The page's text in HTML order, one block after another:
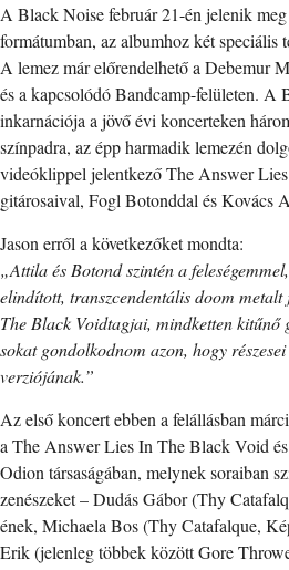
A Black Noise február 21-én jelenik
formátumban, az albumhoz két speciális
A lemez már előrendelhető a Debemur
és a kapcsolódó Bandcamp-felületen.
inkarnációja a jövő évi koncerteken
színpadra, az épp harmadik lemezén
videóklippel jelentkező The Answer
gitárosaival, Fogl Botonddal és Kovács
Jason erről a következőket mondta:
„Attila és Botond szintén a
elindított, transzcendentális doom
The Black Voidtagjai, mindketten kitűnő
sokat gondolkodnom azon, hogy
verziójának.”
Az első koncert ebben a felállásban
a The Answer Lies In The Black Void és
Odion társaságában, melynek soraiban
zenészeket – Dudás Gábor (Thy
ének, Michaela Bos (Thy Catafalque,
Erik (jelenleg többek között Gore